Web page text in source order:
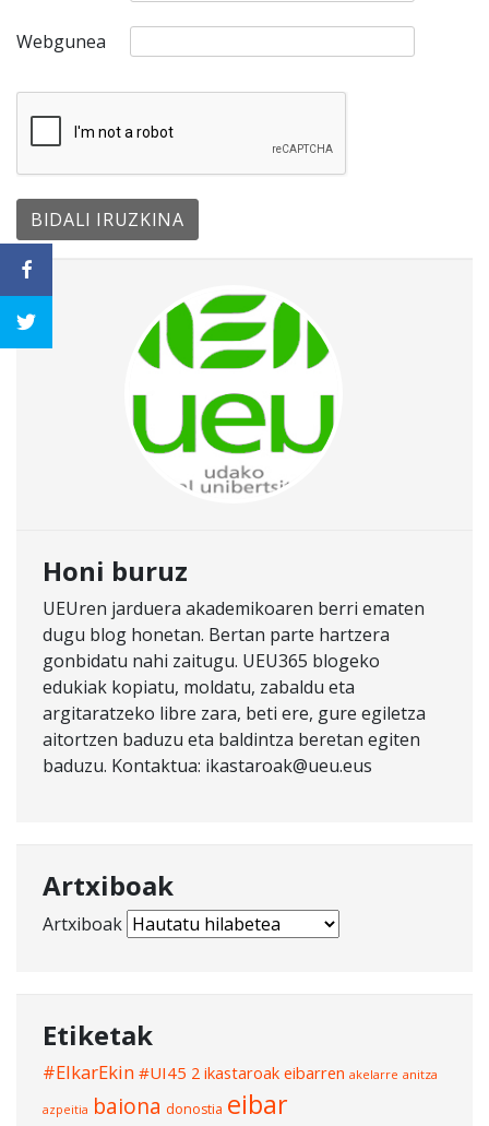
Webgunea
Honi buruz
UEUren jarduera akademikoaren berri ematen
dugu blog honetan. Bertan parte hartzera
gonbidatu nahi zaitugu. UEU365 blogeko
edukiak kopiatu, moldatu, zabaldu eta
argitaratzeko libre zara, beti ere, gure egiletza
aitortzen baduzu eta baldintza beretan egiten
baduzu. Kontaktua: ikastaroak@ueu.eus
Artxiboak
Artxiboak
Etiketak
#ElkarEkin #UI45 2 ikastaroak eibarren akelarre anitza
azpeitia baiona donostia eibar